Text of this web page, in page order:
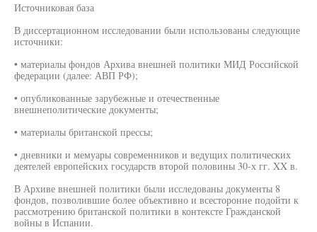
Источниковая база
В диссертационном исследовании были использованы следующие
источники:
• материалы фондов Архива внешней политики МИД Российской
федерации (далее: АВП РФ);
• опубликованные зарубежные и отечественные
внешнеполитические документы;
• материалы британской прессы;
• дневники и мемуары современников и ведущих политических
деятелей европейских государств второй половины 30-х гг. XX в.
В Архиве внешней политики были исследованы документы 8
фондов, позволившие более объективно и всесторонне подойти к
рассмотрению британской политики в контексте Гражданской
войны в Испании.